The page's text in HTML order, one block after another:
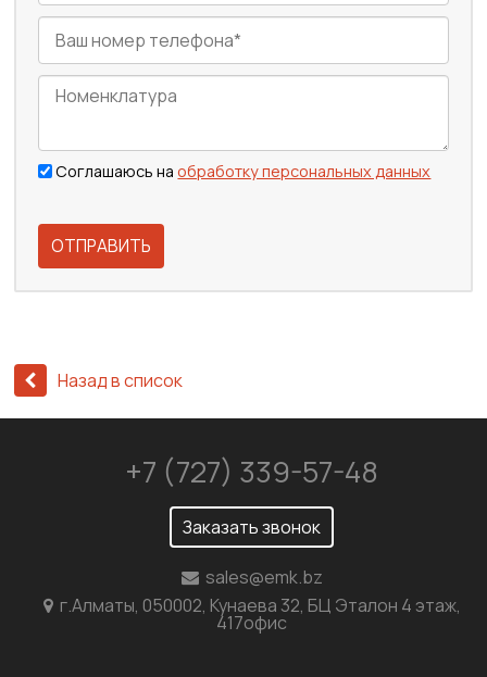
Соглашаюсь наобработку персональных данных
ОТПРАВИТЬ
Назад в список
+7 (727) 339-57-48
Заказать звонок
sales@emk.bz
г.Алматы, 050002, Кунаева 32, БЦ Эталон 4 этаж,
417офис